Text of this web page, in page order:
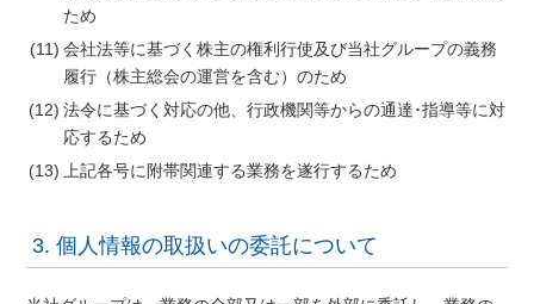
ため
会社法等に基づく株主の権利行使及び当社グループの義務
履行（株主総会の運営を含む）のため
法令に基づく対応の他、行政機関等からの通達･指導等に対
応するため
上記各号に附帯関連する業務を遂行するため
3. 個人情報の取扱いの委託について